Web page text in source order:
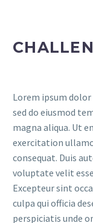
Lorem ipsum
sed do eiusmod
magna aliqua. Ut
exercitation
consequat. Duis
voluptate velit
Excepteur sint
culpa qui officia
perspiciatis unde